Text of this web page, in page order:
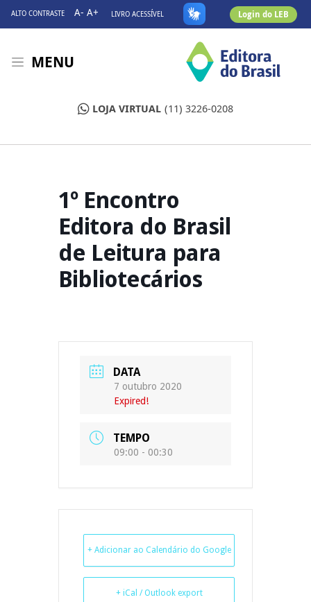
ALTO CONTRASTE A- A+ LIVRO ACESSÍVEL Login do LEB
MENU
LOJA VIRTUAL (11) 3226-0208
1º Encontro
Editora do Brasil
de Leitura para
Bibliotecários
DATA
7 outubro 2020
Expired!
TEMPO
09:00 - 00:30
+ Adicionar ao Calendário do Google
+ iCal / Outlook export